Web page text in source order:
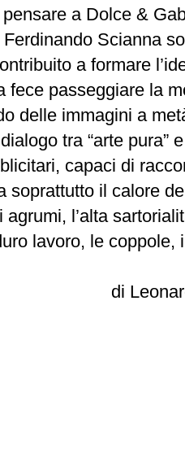
a Dolce &
Ferdinando Scianna
a formare
fece passeggiare la
delle immagini a
tra “arte pura”
capaci di
soprattutto il calore
agrumi, l’alta
lavoro, le
di